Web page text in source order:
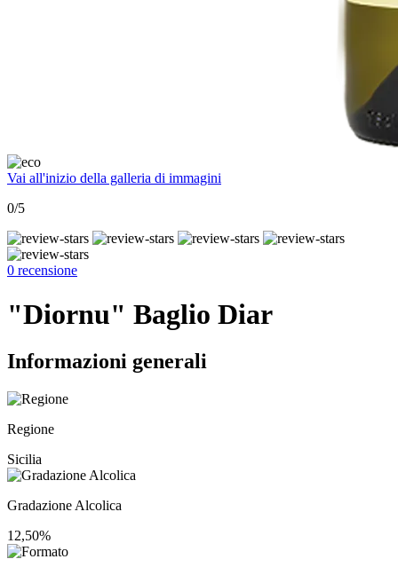
Vai all'inizio della galleria di immagini
0/5
0 recensione
"Diornu" Baglio Diar
Informazioni generali
Regione
Sicilia
Gradazione Alcolica
12,50%